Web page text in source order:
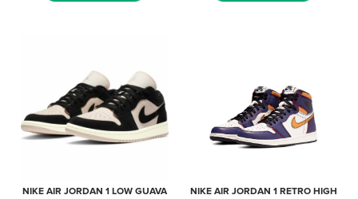
NIKE AIR JORDAN 1 LOW GUAVA
NIKE AIR JORDAN 1 RETRO HIGH